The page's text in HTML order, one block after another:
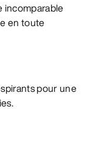
incomparable
en toute
pour une